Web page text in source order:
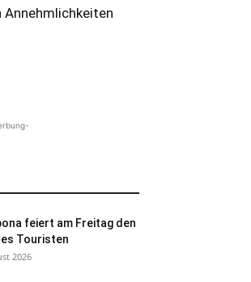
Annehmlichkeiten
feiert am Freitag den
Touristen
2026